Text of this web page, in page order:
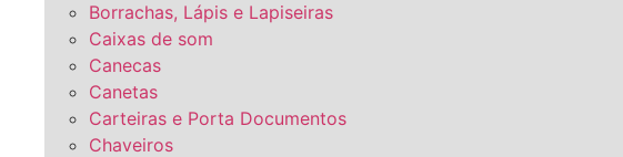
Borrachas, Lápis e Lapiseiras
Caixas de som
Canecas
Canetas
Carteiras e Porta Documentos
Chaveiros